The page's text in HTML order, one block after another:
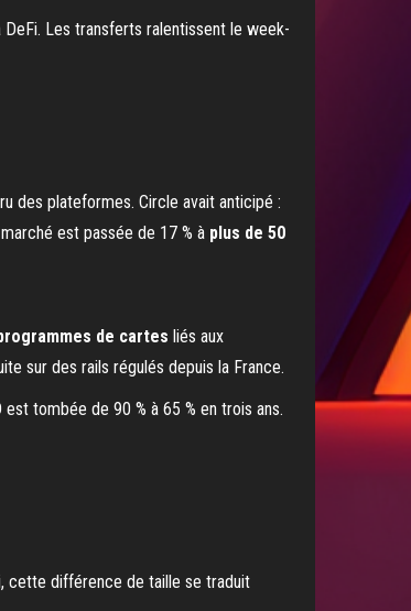
DeFi. Les transferts ralentissent le week-
des plateformes. Circle avait anticipé :
est passée de 17 % à plus de 50
de cartes liés aux
sur des rails régulés depuis la France.
tombée de 90 % à 65 % en trois ans.
cette différence de taille se traduit